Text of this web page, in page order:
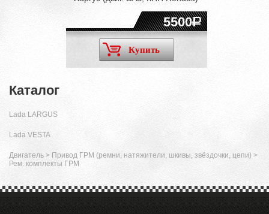
5500
Купить
Каталог
Lada LARGUS
Lada VESTA
Двигатель > Привод ГРМ (ремни, натяжители, шкивы, звёздочки, цепи) >
Рем. комплекты ГРМ